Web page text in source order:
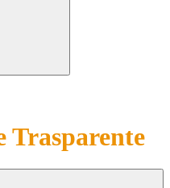
Trasparente